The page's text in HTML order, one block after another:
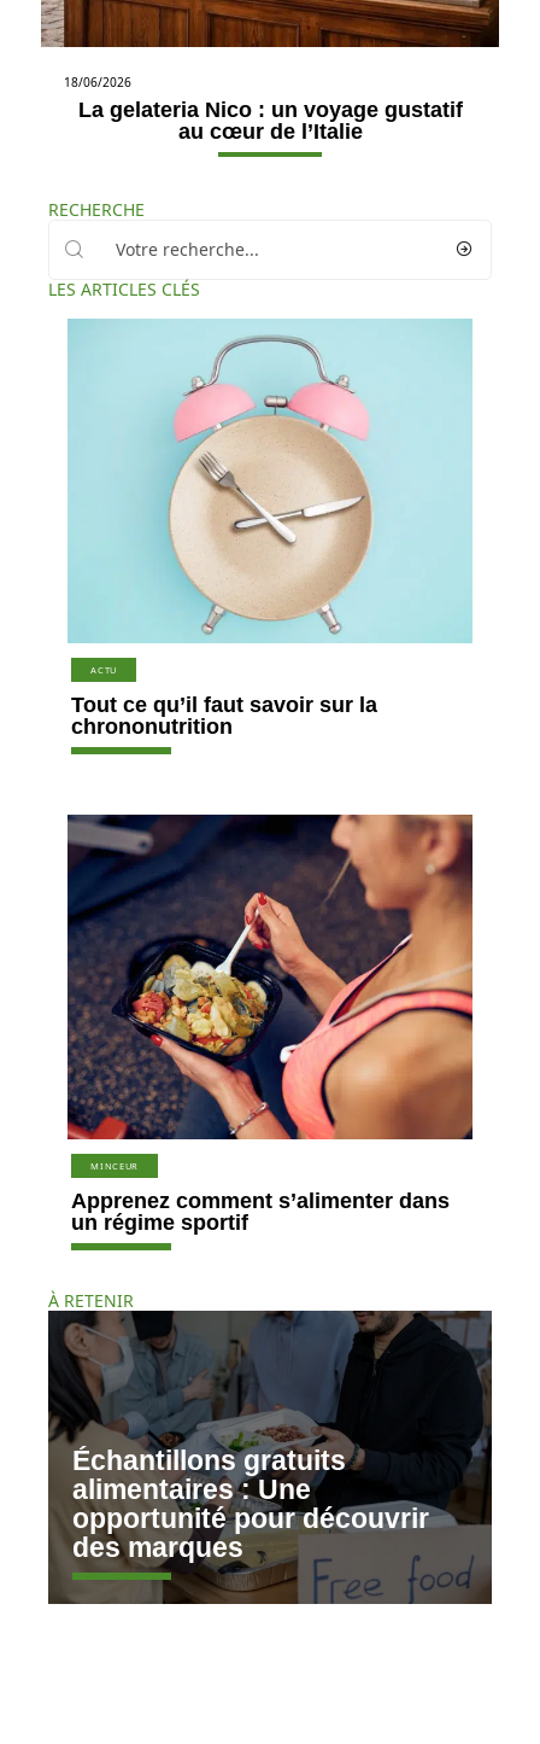
18/06/2026
La gelateria Nico : un voyage gustatif
au cœur de l’Italie
RECHERCHE
LES ARTICLES CLÉS
ACTU
Tout ce qu’il faut savoir sur la
chrononutrition
MINCEUR
Apprenez comment s’alimenter dans
un régime sportif
À RETENIR
Échantillons gratuits
alimentaires : Une
opportunité pour découvrir
des marques